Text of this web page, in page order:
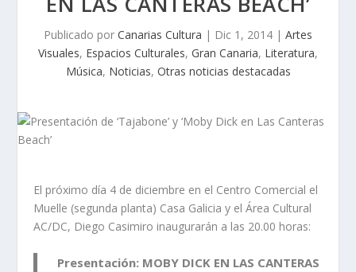
Publicado por Canarias Cultura | Dic 1, 2014 | Artes
Visuales, Espacios Culturales, Gran Canaria, Literatura,
Música, Noticias, Otras noticias destacadas
El próximo día 4 de diciembre en el Centro Comercial el
Muelle (segunda planta) Casa Galicia y el Área Cultural
AC/DC, Diego Casimiro inaugurarán a las 20.00 horas:
Presentación: MOBY DICK EN LAS CANTERAS